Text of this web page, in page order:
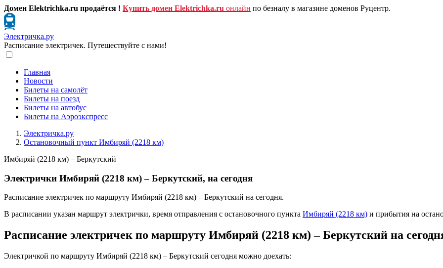
Домен Elektrichka.ru продаётся ! Купить домен Elektrichka.ru онлайн по безналу в магазине доменов Руцентр.
Электричка.ру
Расписание электричек. Путешествуйте с нами!
Главная
Новости
Билеты на самолёт
Билеты на поезд
Билеты на автобус
Билеты на Аэроэкспресс
Электричка.ру
Остановочный пункт Имбиряй (2218 км)
Имбиряй (2218 км) – Беркутский
Электрички Имбиряй (2218 км) – Беркутский, на сегодня
Расписание электричек по маршруту Имбиряй (2218 км) – Беркутский на сегодня.
В расписании указан маршрут электрички, время отправления с остановочного пункта Имбиряй (2218 км) и прибытия на
Расписание электричек по маршруту Имбиряй (2218 км) – Беркутский на
Электричкой по маршруту Имбиряй (2218 км) – Беркутский сегодня можно доехать: